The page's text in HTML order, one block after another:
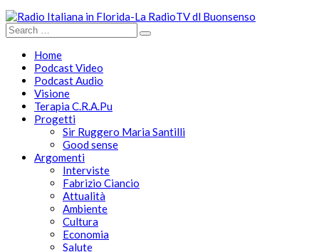
Home
Podcast Video
Podcast Audio
Visione
Terapia C.R.A.Pu
Progetti
Sir Ruggero Maria Santilli
Good sense
Argomenti
Interviste
Fabrizio Ciancio
Attualità
Ambiente
Cultura
Economia
Salute